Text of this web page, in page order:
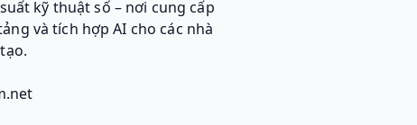
kỹ thuật số – nơi cung cấp
và tích hợp AI cho các nhà